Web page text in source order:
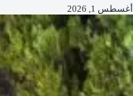
أغسطس 1, 2026